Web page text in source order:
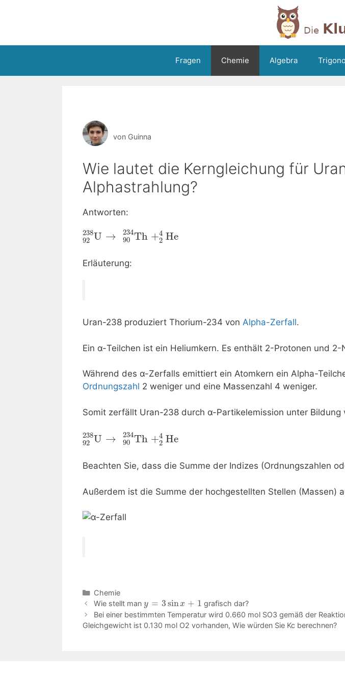
Fragen Chemie Algebra
von Guinna
Wie lautet die Kerngleichung für
Alphastrahlung?
Antworten:
238
92 U →
234
90 Th +4
2 He
Erläuterung:
Uran-238 produziert Thorium-234 von Alpha-Zerfall.
Ein α-Teilchen ist ein Heliumkern. Es enthält 2-Protonen und 2-
Während des α-Zerfalls emittiert ein Atomkern ein Alpha-
Ordnungszahl 2 weniger und eine Massenzahl 4 weniger.
Somit zerfällt Uran-238 durch α-Partikelemission unter
238
92 U →
234
90 Th +4
2 He
Beachten Sie, dass die Summe der Indizes (Ordnungszahlen
Außerdem ist die Summe der hochgestellten Stellen (Massen)
Kategorien
Chemie
Beitrags-
Navigation
Wie stellt man y = 3sinx + 1 grafisch dar?
Bei einer bestimmten Temperatur wird 0.660 mol SO3 gemäß der
Gleichgewicht ist 0.130 mol O2 vorhanden, Wie würden Sie Kc berechnen?